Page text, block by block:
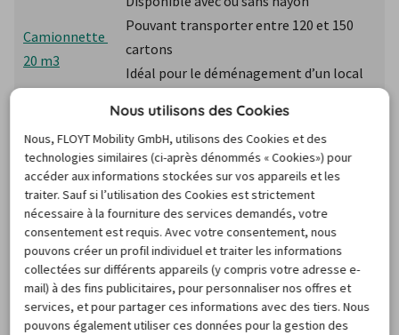
Camionnette
20 m3
Pouvant transporter entre 120 et 150
cartons
Idéal pour le déménagement d’un local
Un permis B suffit pour le conduire
Camionnette
30 m3
Charge utile : 5 tonnes
Pouvant transporter jusqu’à 250 cartons
Solpcité pour le déménagement d’un
local inférieur à 80 m²
Nécessite un permis poids lourd ou
permis C
Charge utile : 10 tonnes
Nous utilisons des Cookies
Nous, FLOYT Mobility GmbH, utilisons des Cookies et des
technologies similaires (ci-après dénommés « Cookies») pour
accéder aux informations stockées sur vos appareils et les
traiter. Sauf si l’utilisation des Cookies est strictement
nécessaire à la fourniture des services demandés, votre
consentement est requis. Avec votre consentement, nous
pouvons créer un profil individuel et traiter les informations
collectées sur différents appareils (y compris votre adresse e-
mail) à des fins publicitaires, pour personnaliser nos offres et
services, et pour partager ces informations avec des tiers. Nous
pouvons également utiliser ces données pour la gestion des